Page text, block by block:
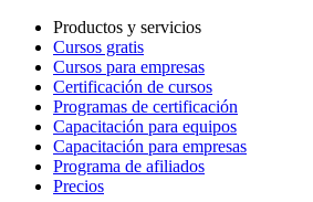
Productos y servicios
Cursos gratis
Cursos para empresas
Certificación de cursos
Programas de certificación
Capacitación para equipos
Capacitación para empresas
Programa de afiliados
Precios